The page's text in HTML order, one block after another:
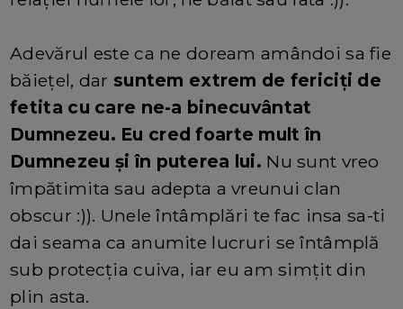
Adevărul este ca ne doream amândoi sa fie
băiețel, dar suntem extrem de fericiți de
fetita cu care ne-a binecuvântat
Dumnezeu. Eu cred foarte mult în
Dumnezeu și în puterea lui. Nu sunt vreo
împătimita sau adepta a vreunui clan
obscur :)). Unele întâmplări te fac insa sa-ti
dai seama ca anumite lucruri se întâmplă
sub protecția cuiva, iar eu am simțit din
plin asta.